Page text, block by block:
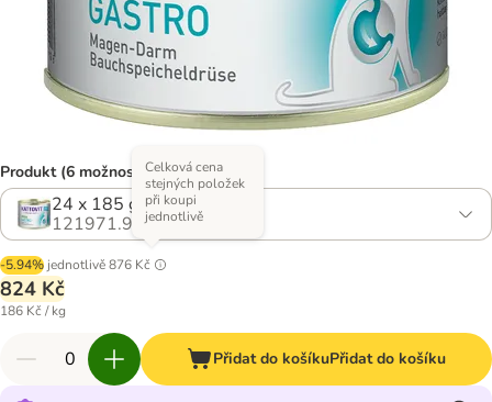
Produkt (6 možností)
24 x 185 g krůta
121971.9
-5.94% jednotlivě876 Kč
Celková cena
stejných položek
při koupi
jednotlivě
824 Kč
186 Kč / kg
Přidat do košíkuPřidat do košíku